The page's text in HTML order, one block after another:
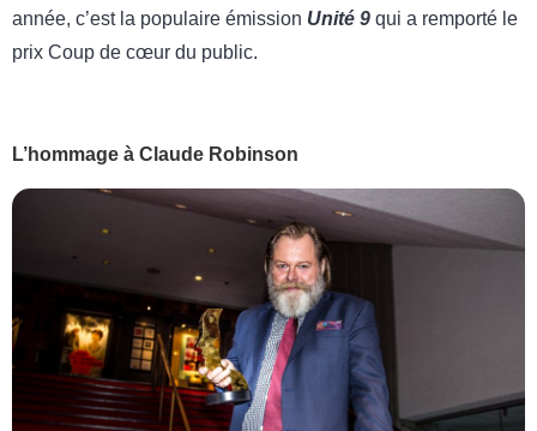
année, c’est la populaire émission Unité 9 qui a remporté le
prix Coup de cœur du public.
L’hommage à Claude Robinson